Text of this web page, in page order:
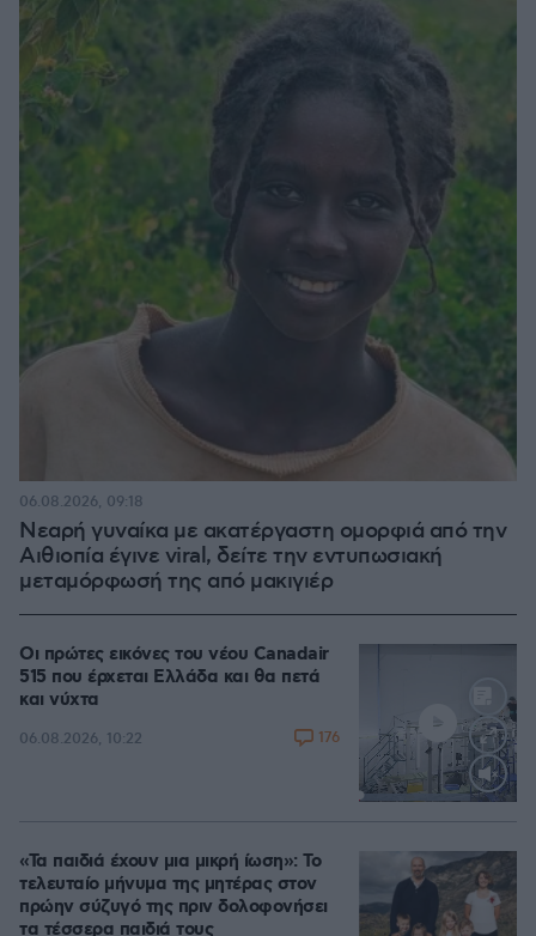
Νεαρή γυναίκα με ακατέργαστη ομορφιά από την
Αιθιοπία έγινε viral, δείτε την εντυπωσιακή
μεταμόρφωσή της από μακιγιέρ
06.08.2026, 09:18
Loaded:
Οι πρώτες εικόνες του νέου Canadair
515 που έρχεται Ελλάδα και θα πετά
και νύχτα
06.08.2026, 10:22 176
«Τα παιδιά έχουν μια μικρή ίωση»: Το
τελευταίο μήνυμα της μητέρας στον
πρώην σύζυγό της πριν δολοφονήσει
τα τέσσερα παιδιά τους